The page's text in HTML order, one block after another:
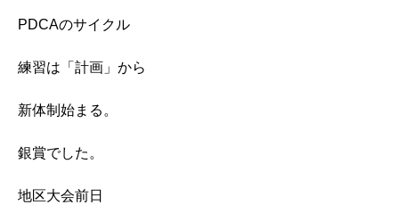
PDCAのサイクル
練習は「計画」から
新体制始まる。
銀賞でした。
地区大会前日